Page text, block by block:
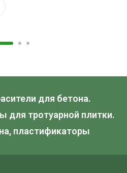
для бетона.
для тротуарной плитки.
пластификаторы